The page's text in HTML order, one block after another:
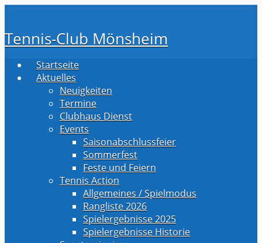
springen
Tennis-Club Mönsheim
Startseite
Aktuelles
Neuigkeiten
Termine
Clubhaus Dienst
Events
Saisonabschlussfeier
Sommerfest
Feste und Feiern
Tennis Action
Allgemeines / Spielmodus
Rangliste 2026
Spielergebnisse 2025
Spielergebnisse Historie